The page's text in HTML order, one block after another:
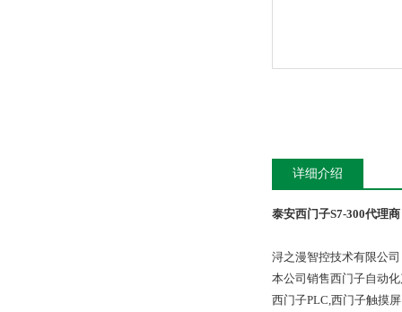
详细介绍
泰安西门子S7-300代理商
浔之漫智控技术有限公
本公司销售西门子自动
西门子PLC,西门子触摸